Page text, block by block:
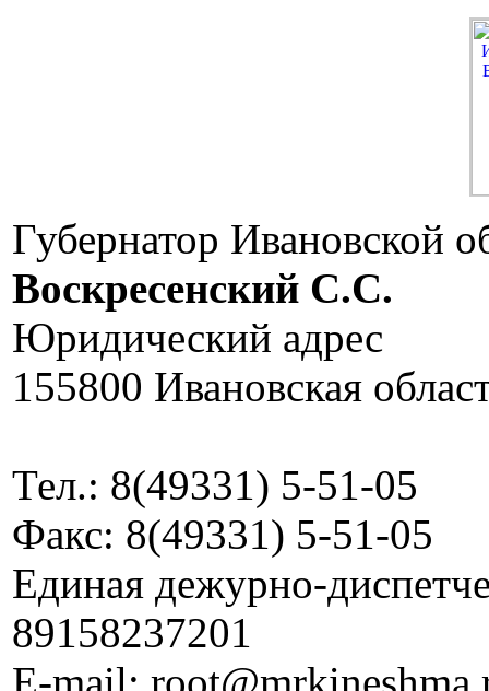
Губернатор Ивановской
Воскресенский C.C.
Юридический адрес
155800 Ивановская
Тел.: 8(49331) 5-51-05
Факс: 8(49331) 5-51-05
Единая дежурно-
89158237201